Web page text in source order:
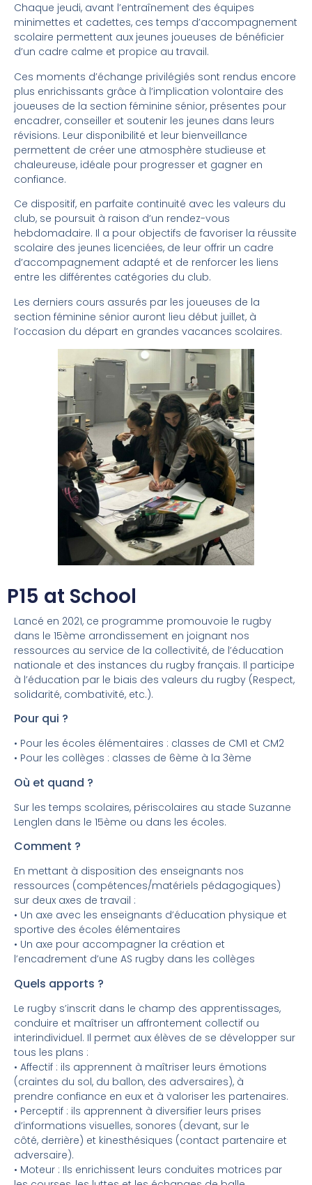
Chaque jeudi, avant l’entraînement des équipes
minimettes et cadettes, ces temps d’accompagnement
scolaire permettent aux jeunes joueuses de bénéficier
d’un cadre calme et propice au travail.
Ces moments d’échange privilégiés sont rendus encore
plus enrichissants grâce à l’implication volontaire des
joueuses de la section féminine sénior, présentes pour
encadrer, conseiller et soutenir les jeunes dans leurs
révisions. Leur disponibilité et leur bienveillance
permettent de créer une atmosphère studieuse et
chaleureuse, idéale pour progresser et gagner en
confiance.
Ce dispositif, en parfaite continuité avec les valeurs du
club, se poursuit à raison d’un rendez-vous
hebdomadaire. Il a pour objectifs de favoriser la réussite
scolaire des jeunes licenciées, de leur offrir un cadre
d’accompagnement adapté et de renforcer les liens
entre les différentes catégories du club.
Les derniers cours assurés par les joueuses de la
section féminine sénior auront lieu début juillet, à
l’occasion du départ en grandes vacances scolaires.
P15 at School
Lancé en 2021, ce programme promouvoie le rugby
dans le 15ème arrondissement en joignant nos
ressources au service de la collectivité, de l’éducation
nationale et des instances du rugby français. Il participe
à l’éducation par le biais des valeurs du rugby (Respect,
solidarité, combativité, etc.).
Pour qui ?
• Pour les écoles élémentaires : classes de CM1 et CM2
• Pour les collèges : classes de 6ème à la 3ème
Où et quand ?
Sur les temps scolaires, périscolaires au stade Suzanne
Lenglen dans le 15ème ou dans les écoles.
Comment ?
En mettant à disposition des enseignants nos
ressources (compétences/matériels pédagogiques)
sur deux axes de travail :
• Un axe avec les enseignants d’éducation physique et
sportive des écoles élémentaires
• Un axe pour accompagner la création et
l’encadrement d’une AS rugby dans les collèges
Quels apports ?
Le rugby s’inscrit dans le champ des apprentissages,
conduire et maîtriser un affrontement collectif ou
interindividuel. Il permet aux élèves de se développer sur
tous les plans :
• Affectif : ils apprennent à maîtriser leurs émotions
(craintes du sol, du ballon, des adversaires), à
prendre confiance en eux et à valoriser les partenaires.
• Perceptif : ils apprennent à diversifier leurs prises
d’informations visuelles, sonores (devant, sur le
côté, derrière) et kinesthésiques (contact partenaire et
adversaire).
• Moteur : Ils enrichissent leurs conduites motrices par